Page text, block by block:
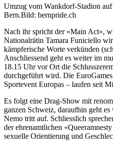
Umzug vom Wankdorf-Stadion
Bern.Bild: bernpride.ch
Nach ihr spricht der «Main Act»,
Nationalrätin Tamara Funiciello
kämpferische Worte verkünden
Anschliessend geht es weiter im
18.15 Uhr vor Ort die
durchgeführt wird. Die
Sportevent Europas – laufen seit
Es folgt eine Drag-Show mit
ganzen Schweiz, daraufhin geht
Nemo tritt auf. Schliesslich
der ehrenamtlichen
sexuelle Orientierung und